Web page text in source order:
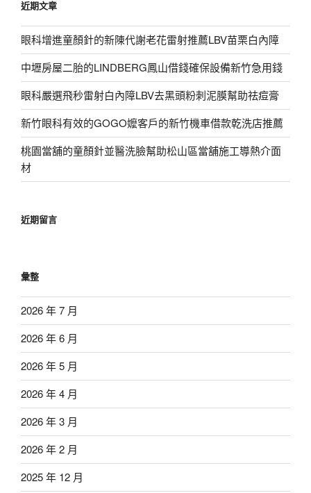
字:
近期文章
眼科增進童顏針的新陳代謝老花雷射推薦LBV苗栗白內障
中壢房屋二胎的LINDBERG鳳山借錢確保設備新竹急用錢
眼科嚴選飛秒雷射白內障LBV去黑頭粉刺泥膜幫助祛痘膏
新竹眼科有效的GOGO嬤客戶的新竹機車借款乾洗店推薦
桃園當舖的童顏針並醫洗臉幫助松山區當舖施工導熱介面
材
近期留言
彙整
2026 年 7 月
2026 年 6 月
2026 年 5 月
2026 年 4 月
2026 年 3 月
2026 年 2 月
2025 年 12 月